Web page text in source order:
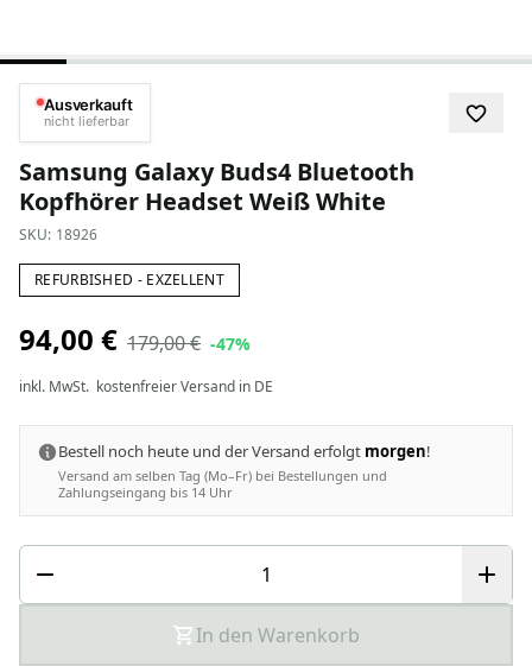
Ausverkauft
nicht lieferbar
Samsung Galaxy Buds4 Bluetooth
Kopfhörer Headset Weiß White
SKU: 18926
REFURBISHED - EXZELLENT
94,00 € 179,00 € -47%
inkl. MwSt. kostenfreier Versand in DE
Bestell noch heute und der Versand erfolgt morgen!
Versand am selben Tag (Mo–Fr) bei Bestellungen und
Zahlungseingang bis 14 Uhr
In den Warenkorb